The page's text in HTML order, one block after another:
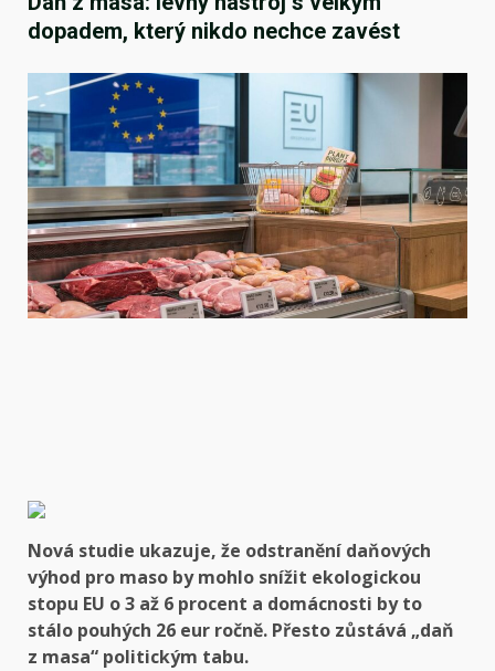
dopadem, který nikdo nechce zavést
Nová studie ukazuje, že odstranění daňových
výhod pro maso by mohlo snížit ekologickou
stopu EU o 3 až 6 procent a domácnosti by to
stálo pouhých 26 eur ročně. Přesto zůstává „daň
z masa“ politickým tabu.